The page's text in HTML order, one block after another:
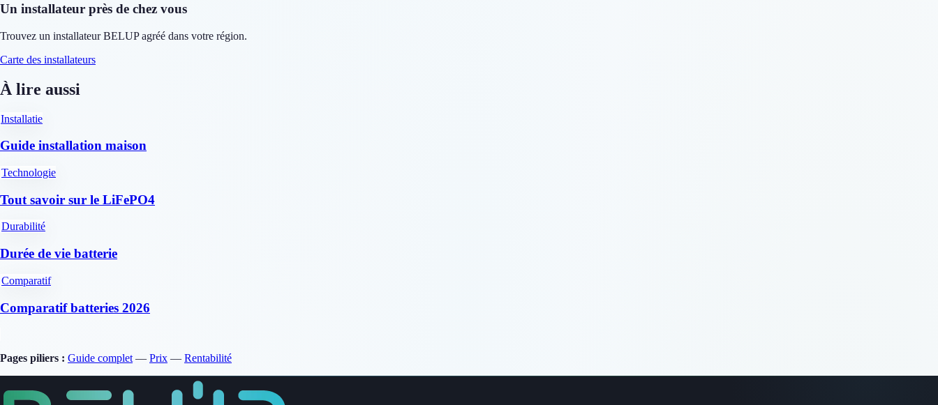
Un installateur près de chez vous
Trouvez un installateur BELUP agréé dans votre région.
Carte des installateurs
À lire aussi
Installatie
Guide installation maison
Technologie
Tout savoir sur le LiFePO4
Durabilité
Durée de vie batterie
Comparatif
Comparatif batteries 2026
Pages piliers : Guide complet — Prix — Rentabilité